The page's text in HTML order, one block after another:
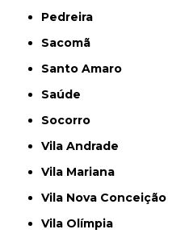
Pedreira
Sacomã
Santo Amaro
Saúde
Socorro
Vila Andrade
Vila Mariana
Vila Nova Conceição
Vila Olímpia